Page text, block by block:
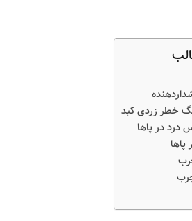
خطر زردی کبد
درد در پاها